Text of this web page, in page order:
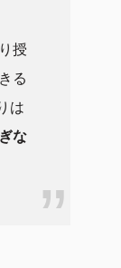
授
る
は
な